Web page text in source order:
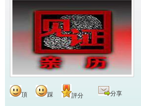
頂 踩 評分 分享